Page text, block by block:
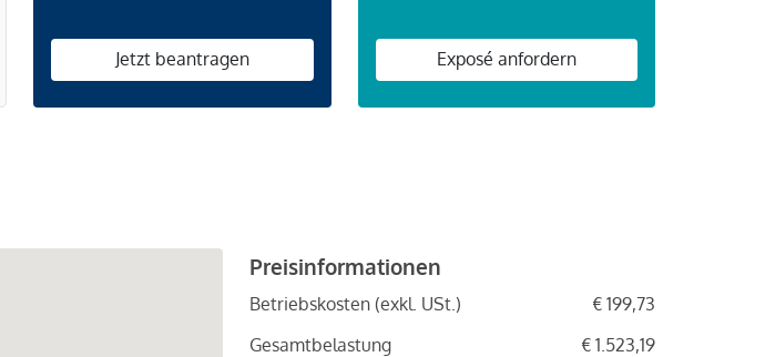
Jetzt beantragen Exposé anfordern
Preisinformationen
Betriebskosten (exkl. USt.)
€ 199,73
Gesamtbelastung
€ 1.523,19